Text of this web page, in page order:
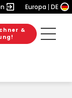
Europa DE
&